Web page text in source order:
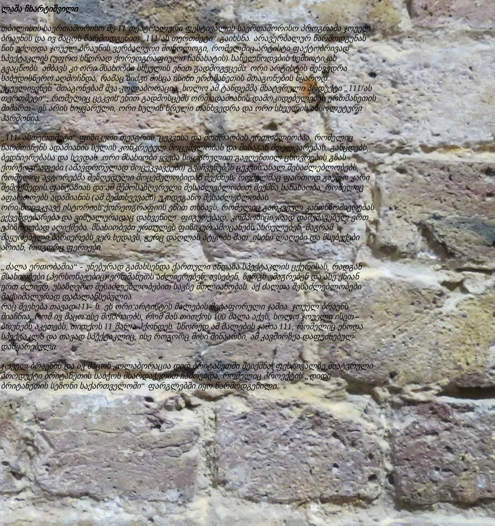
ლაშა ჩხარტიშვილი
თბილისის საერთაშორისო მე-11 თეატრალური ფესტივალის საერთაშორისო პროგრამა ჯოუელ
ბრაუნის და ივ მაცოს წარმოდგენით „111/ას თერთმეტი“ გაიხსნა. არავერბალურ წარმოდგენას
წინ უძღოდა ჯოუელ ბრაუნის ვერბალური მონოლოგი, რომელშიც არტისტი ფაქტობრივად
სპექტაკლის (უფრო სწორად ქორეოგრაფიული ჩანახატის) სახელწოდების სემიოტიკას
გვაცნობს. ამბავს კი ორი მსახიობი სხეულის ენით გადმოგვცემს. ორი არტისტის შეხვედრა
საბედისწერო აღმოჩნდა, რამაც ბიძგი მისცა ისინი ერთმანეთის შთაგონების წყაროდ
ქცეულიყვნენ. შთაგონებამ შვა კოლაბორაცია, ხოლო ამ ტანდემმა მხატვრული პრდუქტი „111/ას
თერთმეტი“, რომელიც ცეკვის ენით გადმოსცემს ორი ადამიანის დამოკიდებულებას ერთმანეთის
მიმართ - ეს არის სიყვარული, ორი სულის სრული თანხვედრა და ორი სხეულის აბსოლუტური
ჰარმონია.
„111/ ასთერთმეტი“ ფიზიკური თეატრის, ცეკვისა და მოძრაობის ერთობლიობაა, რომელიც
წარმოაჩენს ადამიანის სულის კონკრეტულ მოცემულობას და შინაგან მღელვარებას, განცდებს,
ბედნიერებასა და სევდას. ორი მსახიობი ყვება სიყვარულით გაჟღენთილ ცხოვრების გზას.
ქორეოგრაფები (ამავდროულად მოცეკვავეები) გვიჩვენებენ ცეკვის ახალ შესაძლებლობებს,
რომელიც ავტორებმა შეზღუდული მოცემულობიდან შექმნეს, რომელმაც ფართოდ გაუღო კარი
შემოქმედის ფანტაზიას და ამ შემოსაზღვრული შესაძლებლობით შექმნა სანახაობა, რომელიც
აფართოებს ადამიანის (ამ შემთხვევაში) უკიდეგანო შესაძლებლობას.
ორი მოცეკვავე ისტორიას ქორეოგრაფიის ენით თხზავს, რომელიც გარკვეულ კანონზომიერებას
ექვემდებარება და ვიზუალურადაც დახვეწილ ფიგურებად, კომპოზიციურად დამუშავებულ ერთ
ეპიზოდებად აღიქმება. მსახიობები ურთულეს ფიზიკურ ამოცანებს ასრულებენ, მაგრამ
მაყურებელი ბარიერებს ვერ ხედავს, ვერც დაღლას ატყობს მათ. ისინი ლაღები და მსუბუქები
არიან, როგორც ფერიები.
„ძალა ერთობაშია“ - უნებურად გამახსენდა ქართული ანდაზა სპექტაკლის ცქერისას, რადგან
მსახიობები (პერსონაჟებიც) ერთმანეთს აძლიერებენ, ავსებენ, ზურგს უმაგრებენ და ასე ქნიან
ერთ ძლიერ, უსაზღვრო შესაძლებლობებით სავსე მთლიანობას. აქ ძალთა შესაძლებლობები
მაქსიმალურად დაბალანსებულია.
რაც შეეხება თავად 111- ს: ეს ორი არტისტის მალების მეტაფორული ჯამია. ჯოუელ ბრაუნს
მიაჩნია, რომ ივ მაცო ისე მოძრაობს, რომ მას თითქოს 100 მალა აქვს, ხოლო ჯოუელი ისეთ
ბრუნებს აკეთებს, თითქოს 11 მალა ჰქონდეს. სწორედ ამ მალების ჯამია 111, რომელიც ეწოდა
სპექტაკლს და თავად სპექტაკლიც, ისე როგორც მისი შინაარსი, ამ კავშირზეა დაფუძნებულ-
დამყარებული.
ჯოუელ ბრაუნის და ივ მაცოს კოლაბორაცია დიდ ბრიტანეთში შეიქმნა. ფესტივალზე მხატვრული
პროდუქტი ბრიტანეთის საბჭოს მხარდაჭერით ჩამოვიდა, რომელიც პროექტის „დიდი
ბრიტანეთის სეზონი საქართველოში“ ფარგლებში იყო წარმოდგენილი.